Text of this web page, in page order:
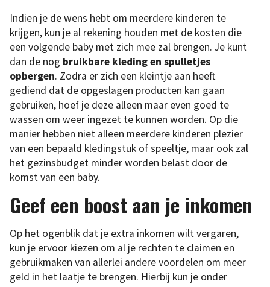
Indien je de wens hebt om meerdere kinderen te
krijgen, kun je al rekening houden met de kosten die
een volgende baby met zich mee zal brengen. Je kunt
dan de nog bruikbare kleding en spulletjes
opbergen. Zodra er zich een kleintje aan heeft
gediend dat de opgeslagen producten kan gaan
gebruiken, hoef je deze alleen maar even goed te
wassen om weer ingezet te kunnen worden. Op die
manier hebben niet alleen meerdere kinderen plezier
van een bepaald kledingstuk of speeltje, maar ook zal
het gezinsbudget minder worden belast door de
komst van een baby.
Geef een boost aan je inkomen
Op het ogenblik dat je extra inkomen wilt vergaren,
kun je ervoor kiezen om al je rechten te claimen en
gebruikmaken van allerlei andere voordelen om meer
geld in het laatje te brengen. Hierbij kun je onder